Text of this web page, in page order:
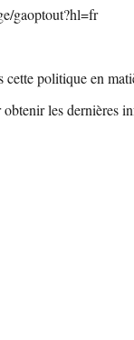
gaoptout?hl=fr
politique en
les dernières